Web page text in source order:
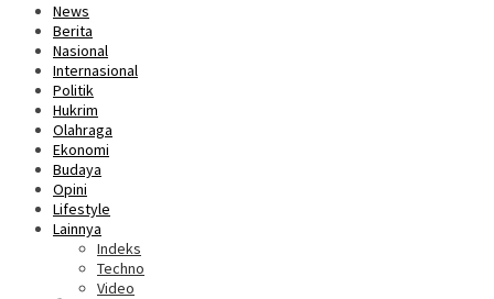
News
Berita
Nasional
Internasional
Politik
Hukrim
Olahraga
Ekonomi
Budaya
Opini
Lifestyle
Lainnya
Indeks
Techno
Video